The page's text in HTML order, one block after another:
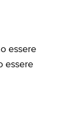
essere
essere